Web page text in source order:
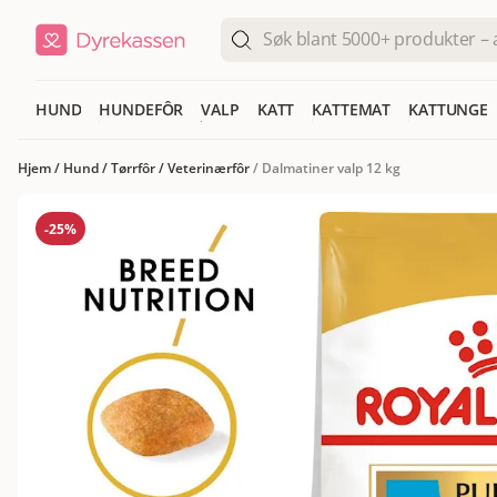
HUND HUNDEFÔR VALP KATT KATTEMAT KATTUNGE
Hjem/ Hund/Tørrfôr/Veterinærfôr/ Dalmatiner valp 12 kg
-25%